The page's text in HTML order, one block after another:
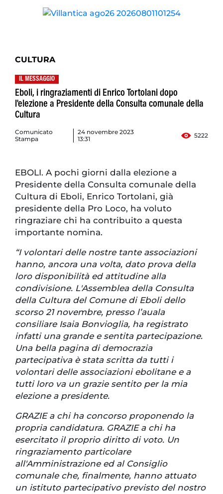
CULTURA
IL MESSAGGIO
Eboli, i ringraziamenti di Enrico Tortolani dopo
l'elezione a Presidente della Consulta comunale della
Cultura
Comunicato
Stampa
24 novembre 2023
13:31
5222
EBOLI. A pochi giorni dalla elezione a
Presidente della Consulta comunale della
Cultura di Eboli, Enrico Tortolani, già
presidente della Pro Loco, ha voluto
ringraziare chi ha contribuito a questa
importante nomina.
“I volontari delle nostre tante associazioni
hanno, ancora una volta, dato prova della
loro disponibilità ed attitudine alla
condivisione. L'Assemblea della Consulta
della Cultura del Comune di Eboli dello
scorso 21 novembre, presso l’auala
consiliare Isaia Bonvioglia, ha registrato
infatti una grande e sentita partecipazione.
Una bella pagina di democrazia
partecipativa è stata scritta da tutti i
volontari delle associazioni ebolitane e a
tutti loro va un grazie sentito per la mia
elezione a presidente.
GRAZIE a chi ha concorso proponendo la
propria candidatura. GRAZIE a chi ha
esercitato il proprio diritto di voto. Un
ringraziamento particolare
all'Amministrazione ed al Consiglio
comunale che, finalmente, hanno attuato
un istituto partecipativo previsto del nostro